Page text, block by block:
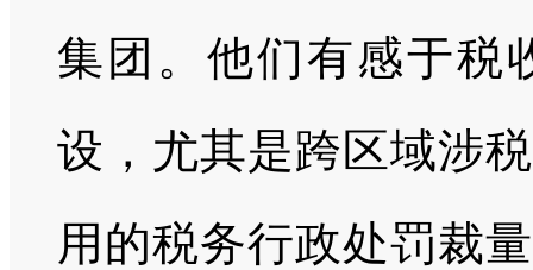
集团。他们有感于税
设，尤其是跨区域涉
用的税务行政处罚裁